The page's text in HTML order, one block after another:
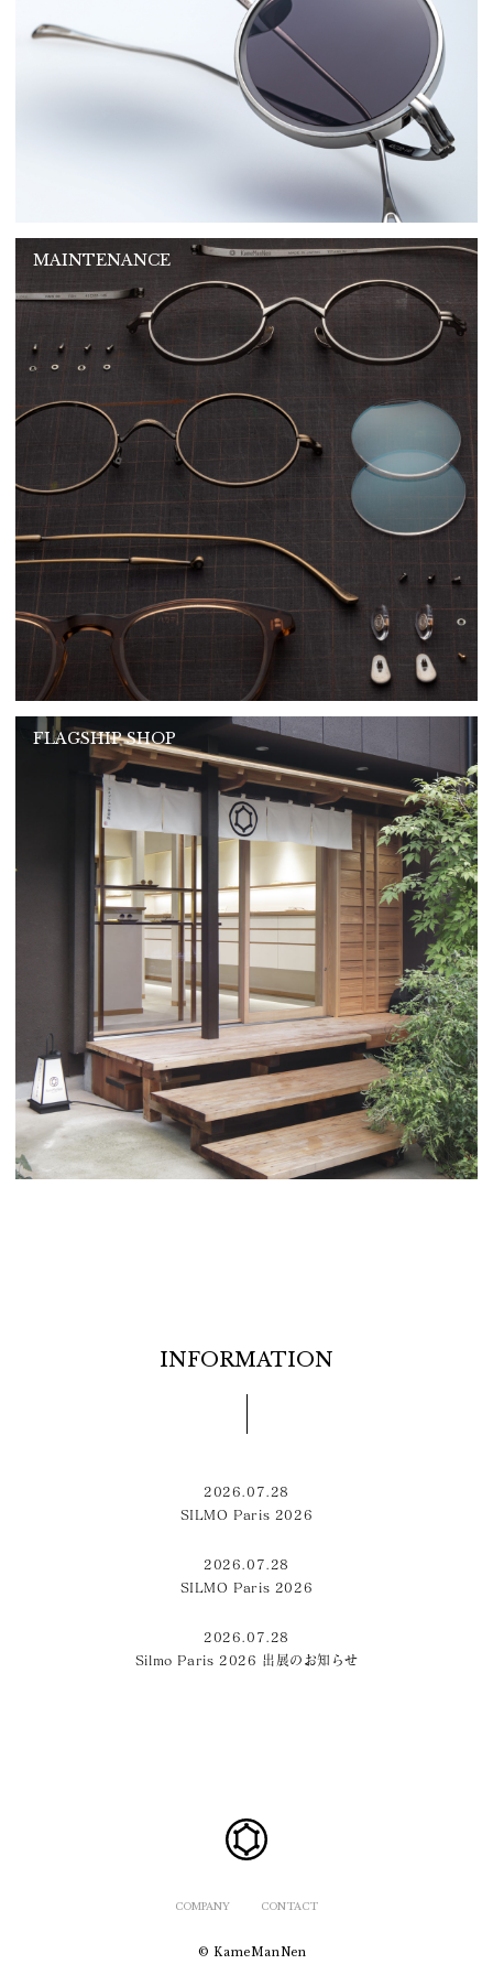
MAINTENANCE
FLAGSHIP SHOP
INFORMATION
2026.07.28
SILMO Paris 2026
2026.07.28
SILMO Paris 2026
2026.07.28
Silmo Paris 2026 出展のお知らせ
COMPANY CONTACT
© KameManNen